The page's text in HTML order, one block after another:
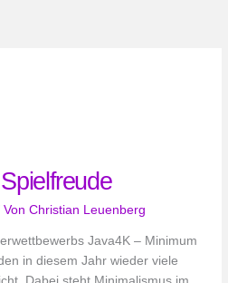
VonChristian Leuenberg
Java4K – Minimum
in diesem Jahr wieder viele